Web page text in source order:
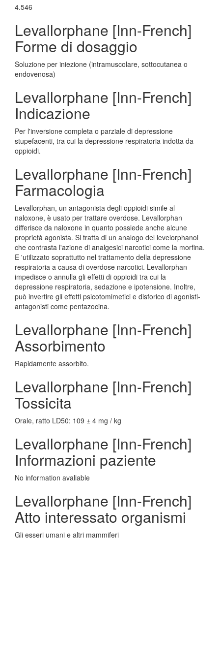
4.546
Levallorphane [Inn-French]
Forme di dosaggio
Soluzione per iniezione (intramuscolare, sottocutanea o
endovenosa)
Levallorphane [Inn-French]
Indicazione
Per l'inversione completa o parziale di depressione
stupefacenti, tra cui la depressione respiratoria indotta da
oppioidi.
Levallorphane [Inn-French]
Farmacologia
Levallorphan, un antagonista degli oppioidi simile al
naloxone, è usato per trattare overdose. Levallorphan
differisce da naloxone in quanto possiede anche alcune
proprietà agonista. Si tratta di un analogo del levelorphanol
che contrasta l'azione di analgesici narcotici come la morfina.
E 'utilizzato soprattutto nel trattamento della depressione
respiratoria a causa di overdose narcotici. Levallorphan
impedisce o annulla gli effetti di oppioidi tra cui la
depressione respiratoria, sedazione e ipotensione. Inoltre,
può invertire gli effetti psicotomimetici e disforico di agonisti-
antagonisti come pentazocina.
Levallorphane [Inn-French]
Assorbimento
Rapidamente assorbito.
Levallorphane [Inn-French]
Tossicita
Orale, ratto LD50: 109 ± 4 mg / kg
Levallorphane [Inn-French]
Informazioni paziente
No information avaliable
Levallorphane [Inn-French]
Atto interessato organismi
Gli esseri umani e altri mammiferi